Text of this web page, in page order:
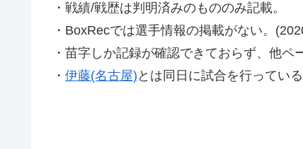
・戦績/戦歴は判明済みのもののみ記載。
・BoxRecでは選手情報の掲載がない。
・苗字しか記録が確認できておらず、他ペ
・ 伊藤(名古屋) とは同日に試合を行ってい